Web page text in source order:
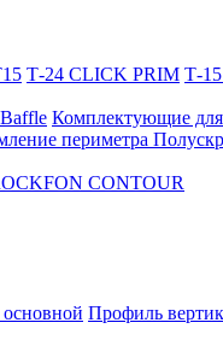
Т-24 CLICK PRIM Т-
Комплектующие
периметра
CONTOUR
Профиль